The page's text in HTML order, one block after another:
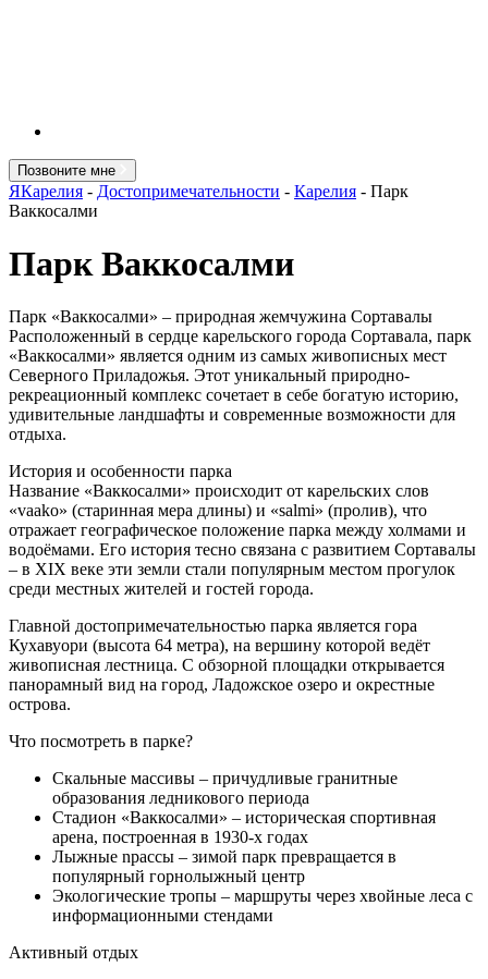
Позвоните мне
ЯКарелия - Достопримечательности - Карелия - Парк
Ваккосалми
Парк Ваккосалми
Парк «Ваккосалми» – природная жемчужина Сортавалы
Расположенный в сердце карельского города Сортавала, парк
«Ваккосалми» является одним из самых живописных мест
Северного Приладожья. Этот уникальный природно-
рекреационный комплекс сочетает в себе богатую историю,
удивительные ландшафты и современные возможности для
отдыха.
История и особенности парка
Название «Ваккосалми» происходит от карельских слов
«vaako» (старинная мера длины) и «salmi» (пролив), что
отражает географическое положение парка между холмами и
водоёмами. Его история тесно связана с развитием Сортавалы
– в XIX веке эти земли стали популярным местом прогулок
среди местных жителей и гостей города.
Главной достопримечательностью парка является гора
Кухавуори (высота 64 метра), на вершину которой ведёт
живописная лестница. С обзорной площадки открывается
панорамный вид на город, Ладожское озеро и окрестные
острова.
Что посмотреть в парке?
Скальные массивы – причудливые гранитные
образования ледникового периода
Стадион «Ваккосалми» – историческая спортивная
арена, построенная в 1930-х годах
Лыжные nрассы – зимой парк превращается в
популярный горнолыжный центр
Экологические тропы – маршруты через хвойные леса с
информационными стендами
Активный отдых